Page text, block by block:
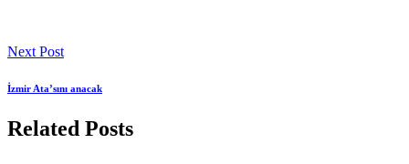
Next Post
İzmir Ata’sını anacak
Related Posts